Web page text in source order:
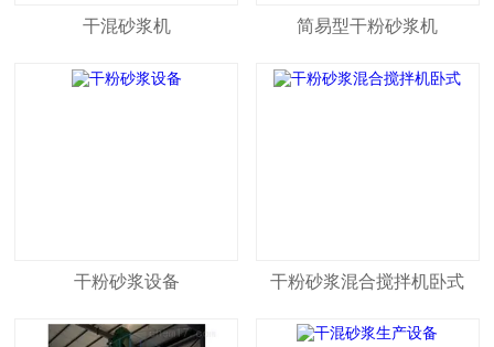
干混砂浆机 简易型干粉砂浆机
干粉砂浆设备 干粉砂浆混合搅拌机卧式